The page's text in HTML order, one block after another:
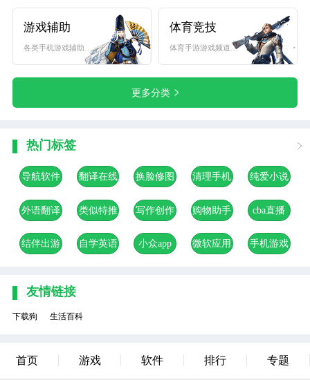
游戏辅助 体育竞技
体育手游游戏频道收集...
更多分类
热门标签
导航软件
翻译在线
换脸修图
清理手机
纯爱小说
外语翻译
类似特推
写作创作
购物助手
cba直播
结伴出游
自学英语
小众app
微软应用
手机游戏
友情链接
下载狗 生活百科
首页 游戏 软件 排行 专题